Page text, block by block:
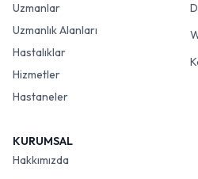
Uzmanlar
Uzmanlık Alanları
Hastalıklar
Hizmetler
Hastaneler
KURUMSAL
Hakkımızda